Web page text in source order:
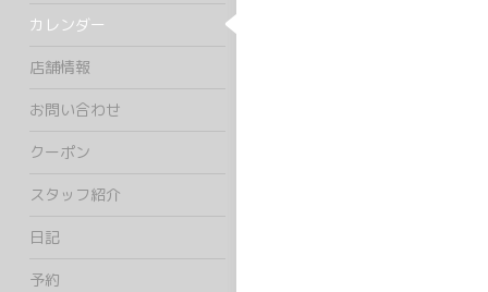
カレンダー
店舗情報
お問い合わせ
クーポン
スタッフ紹介
日記
予約